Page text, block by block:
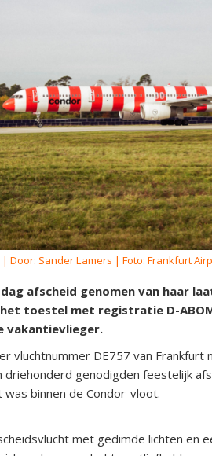
| Door: Sander Lamers | Foto: Frankfurt
afscheid genomen van haar
toestel met registratie D-
vakantievlieger.
vluchtnummer DE757 van Frankfurt
driehonderd genodigden feestelijk
binnen de Condor-vloot.
met gedimde lichten en